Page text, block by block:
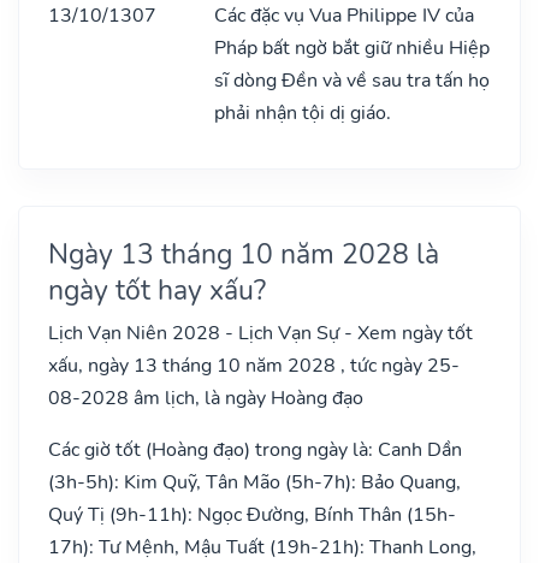
13/10/1307
Các đặc vụ Vua Philippe IV của
Pháp bất ngờ bắt giữ nhiều Hiệp
sĩ dòng Đền và về sau tra tấn họ
phải nhận tội dị giáo.
Ngày 13 tháng 10 năm 2028 là
ngày tốt hay xấu?
Lịch Vạn Niên 2028 - Lịch Vạn Sự - Xem ngày tốt
xấu, ngày 13 tháng 10 năm 2028 , tức ngày 25-
08-2028 âm lịch, là ngày Hoàng đạo
Các giờ tốt (Hoàng đạo) trong ngày là: Canh Dần
(3h-5h): Kim Quỹ, Tân Mão (5h-7h): Bảo Quang,
Quý Tị (9h-11h): Ngọc Đường, Bính Thân (15h-
17h): Tư Mệnh, Mậu Tuất (19h-21h): Thanh Long,